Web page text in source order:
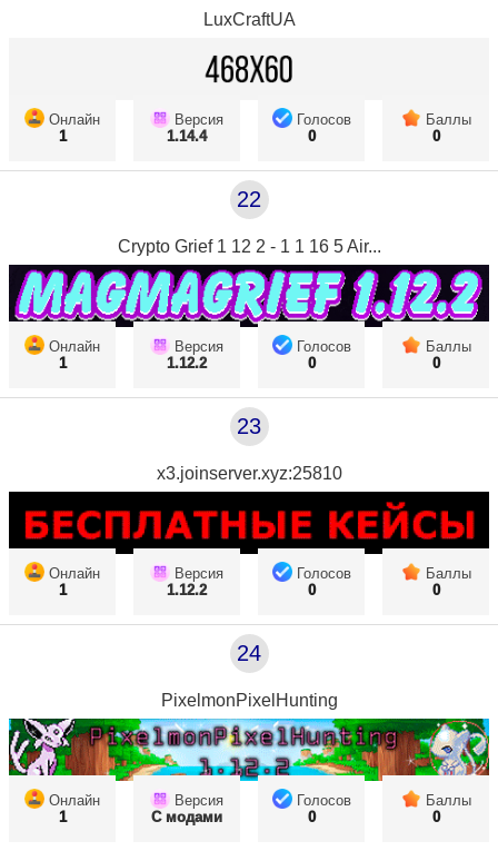
LuxCraftUA
Онлайн
1
Версия
1.14.4
Голосов
0
Баллы
0
22
Crypto Grief 1 12 2 - 1 1 16 5 Air...
Онлайн
1
Версия
1.12.2
Голосов
0
Баллы
0
23
x3.joinserver.xyz:25810
Онлайн
1
Версия
1.12.2
Голосов
0
Баллы
0
24
PixelmonPixelHunting
Онлайн
1
Версия
С модами
Голосов
0
Баллы
0